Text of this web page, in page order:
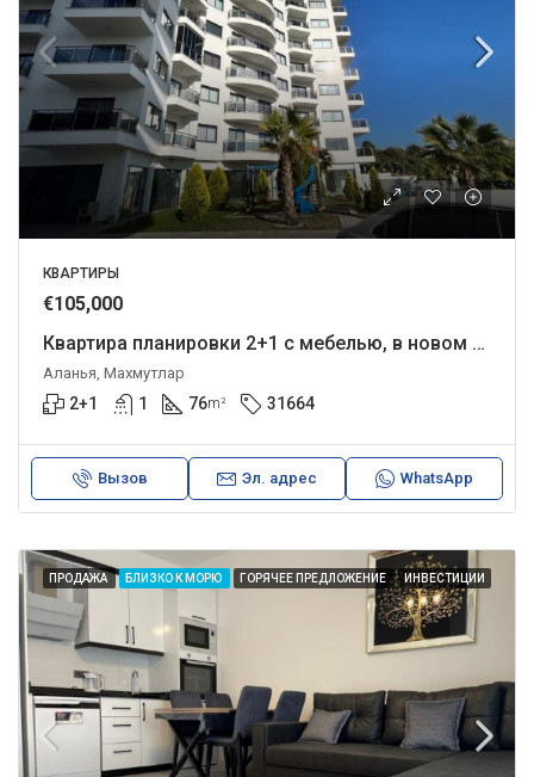
КВАРТИРЫ
€105,000
Квартира планировки 2+1 с мебелью, в новом комплексе.
Аланья, Махмутлар
2+1 1 76m² 31664
Вызов Эл. адрес WhatsApp
ПРОДАЖА БЛИЗКО К МОРЮ ГОРЯЧЕЕ ПРЕДЛОЖЕНИЕ ИНВЕСТИЦИИ